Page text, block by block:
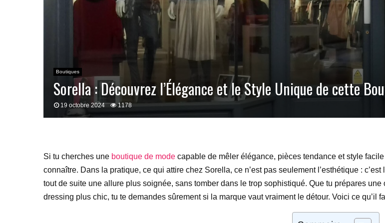
Boutiques
Sorella : Découvrez l’Élégance et le Style Unique de cette
19 octobre 2024 1178
Si tu cherches une boutique de mode capable de mêler élégance, pièces tendance et style
connaître. Dans la pratique, ce qui attire chez Sorella, ce n’est pas seulement l’esthétique :
tout de suite une allure plus soignée, sans tomber dans le trop sophistiqué. Que tu prépares
dressing plus chic, tu te demandes sûrement si la marque vaut vraiment le détour. Voici ce qu’il